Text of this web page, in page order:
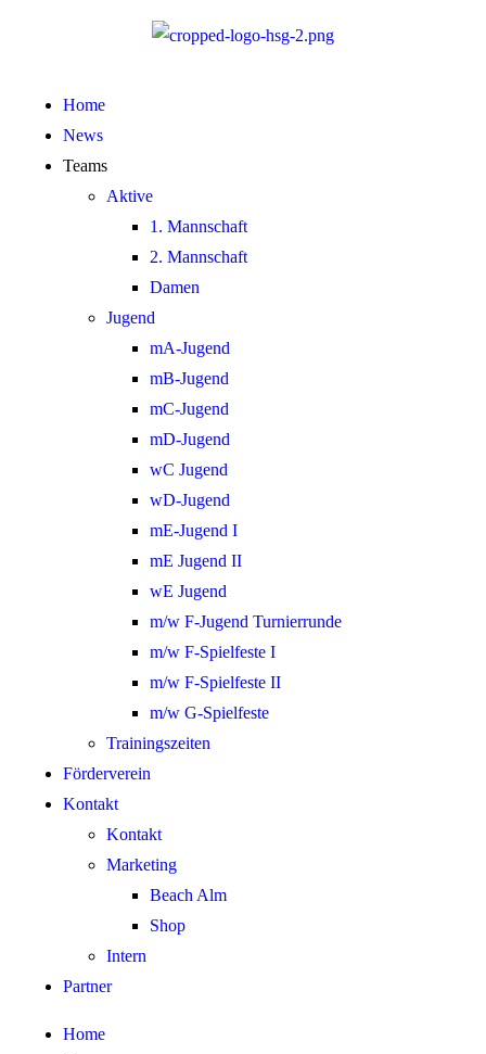
Home
News
Teams
Aktive
1. Mannschaft
2. Mannschaft
Damen
Jugend
mA-Jugend
mB-Jugend
mC-Jugend
mD-Jugend
wC Jugend
wD-Jugend
mE-Jugend I
mE Jugend II
wE Jugend
m/w F-Jugend Turnierrunde
m/w F-Spielfeste I
m/w F-Spielfeste II
m/w G-Spielfeste
Trainingszeiten
Förderverein
Kontakt
Kontakt
Marketing
Beach Alm
Shop
Intern
Partner
Home